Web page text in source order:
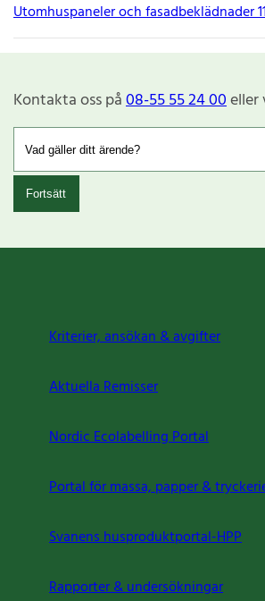
Utomhuspaneler och fasadbeklädnader
Kontakta oss på08-55 55 24 00eller
Fortsätt
Kriterier, ansökan & avgifter
Aktuella Remisser
Nordic Ecolabelling Portal
Portal för massa, papper &
Svanens husproduktportal-HPP
Rapporter & undersökningar